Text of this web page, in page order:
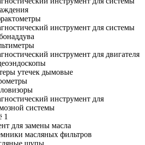
инструмент для системы
инструмент для двигателя
утечек дымовые
инструмент для
системы
1
для замены масла
масляных фильтров